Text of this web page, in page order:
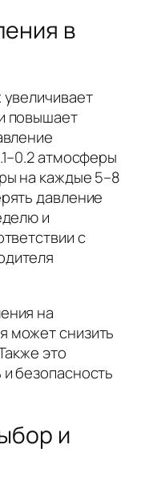
в
повышает
атмосферы
на каждые 5–8
давление
и
с
на
может снизить
это
безопасность
и